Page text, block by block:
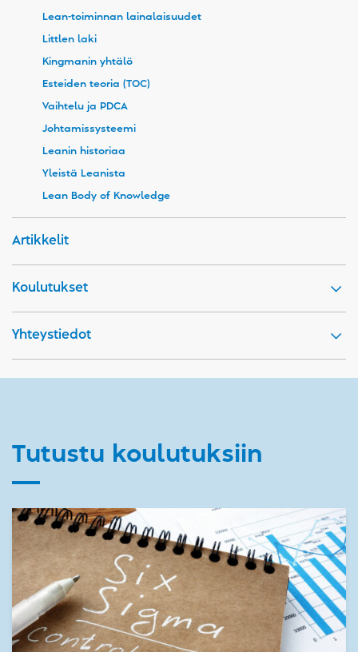
Lean-toiminnan lainalaisuudet
Littlen laki
Kingmanin yhtälö
Esteiden teoria (TOC)
Vaihtelu ja PDCA
Johtamissysteemi
Leanin historiaa
Yleistä Leanista
Lean Body of Knowledge
Artikkelit
Koulutukset
Yhteystiedot
Tutustu koulutuksiin